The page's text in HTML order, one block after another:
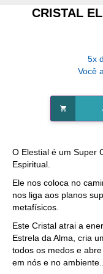
CRISTAL
5x
Você
O Elestial é um Super
Espiritual.
Ele nos coloca no
nos liga aos planos
metafísicos.
Este Cristal atrai a
Estrela da Alma, cria
todos os medos e
em nós e no ambiente..